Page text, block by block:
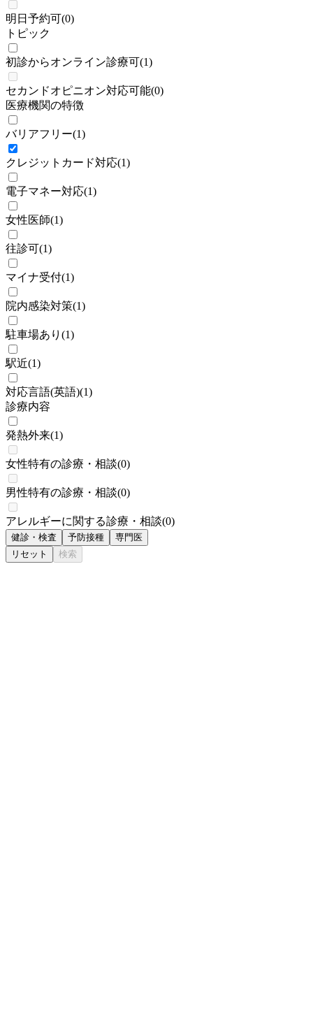
明日予約可(0)
トピック
初診からオンライン診療可(1)
セカンドオピニオン対応可能(0)
医療機関の特徴
バリアフリー(1)
クレジットカード対応(1)
電子マネー対応(1)
女性医師(1)
往診可(1)
マイナ受付(1)
院内感染対策(1)
駐車場あり (1)
駅近(1)
対応言語(英語)(1)
診療内容
発熱外来(1)
女性特有の診療・相談(0)
男性特有の診療・相談(0)
アレルギーに関する診療・相談(0)
健診・検査 予防接種
専門医
リセット
検索